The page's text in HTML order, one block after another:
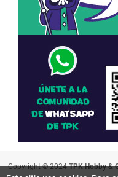
Copyright © 2024TPK Hobby &